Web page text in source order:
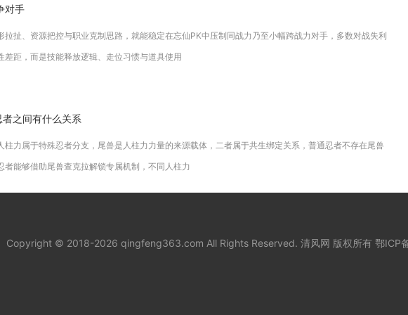
对手
拉扯、资源把控与职业克制思路，就能稳定在忘仙PK中压制同战力乃至小幅跨战力对手，多数对战失利
差距，而是技能释放逻辑、走位习惯与道具使用
之间有什么关系
柱力属于特殊忍者分支，尾兽是人柱力力量的来源载体，二者属于共生绑定关系，普通忍者不存在尾兽
者能够借助尾兽查克拉解锁专属机制，不同人柱力
Copyright © 2018-2026 qingfeng363.com All Rights Reserved. 清风网 版权所有 鄂ICP